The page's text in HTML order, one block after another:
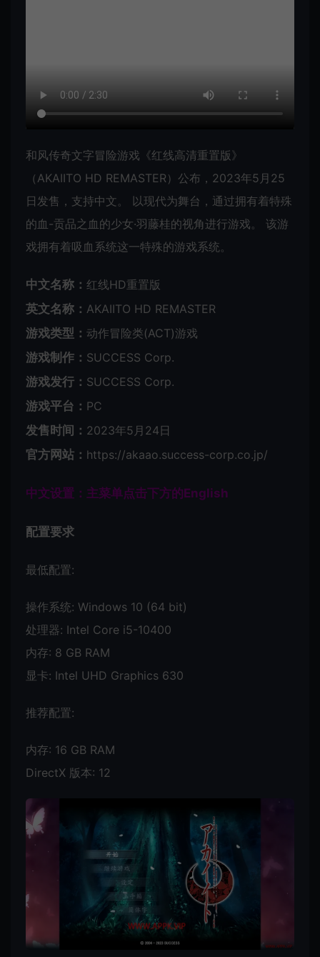
和风传奇文字冒险游戏《红线高清重置版》
（AKAIITO HD REMASTER）公布，2023年5月25
日发售，支持中文。 以现代为舞台，通过拥有着特殊
的血-贡品之血的少女·羽藤桂的视角进行游戏。 该游
戏拥有着吸血系统这一特殊的游戏系统。
中文名称： 红线HD重置版
英文名称： AKAIITO HD REMASTER
游戏类型： 动作冒险类(ACT)游戏
游戏制作： SUCCESS Corp.
游戏发行： SUCCESS Corp.
游戏平台： PC
发售时间： 2023年5月24日
官方网站： https://akaao.success-corp.co.jp/
中文设置：主菜单点击下方的English
配置要求
最低配置:
操作系统: Windows 10 (64 bit)
处理器: Intel Core i5-10400
内存: 8 GB RAM
显卡: Intel UHD Graphics 630
推荐配置:
内存: 16 GB RAM
DirectX 版本: 12